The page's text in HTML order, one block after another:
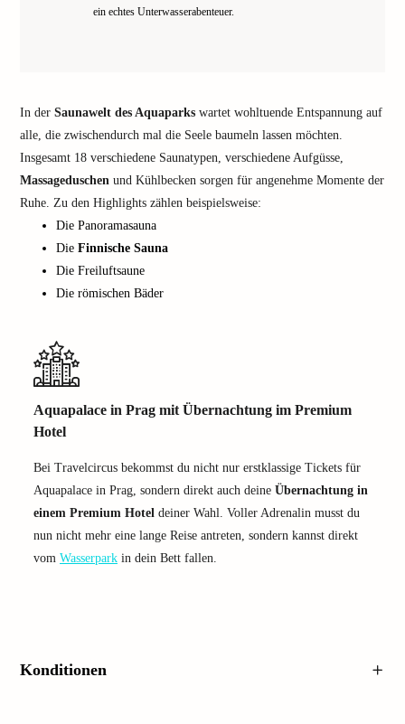
ein echtes Unterwasserabenteuer.
In der Saunawelt des Aquaparks wartet wohltuende Entspannung auf
alle, die zwischendurch mal die Seele baumeln lassen möchten.
Insgesamt 18 verschiedene Saunatypen, verschiedene Aufgüsse,
Massageduschen und Kühlbecken sorgen für angenehme Momente der
Ruhe. Zu den Highlights zählen beispielsweise:
Die Panoramasauna
Die Finnische Sauna
Die Freiluftsaune
Die römischen Bäder
Aquapalace in Prag mit Übernachtung im Premium
Hotel
Bei Travelcircus bekommst du nicht nur erstklassige Tickets für
Aquapalace in Prag, sondern direkt auch deine Übernachtung in
einem Premium Hotel deiner Wahl. Voller Adrenalin musst du
nun nicht mehr eine lange Reise antreten, sondern kannst direkt
vom Wasserpark in dein Bett fallen.
Konditionen